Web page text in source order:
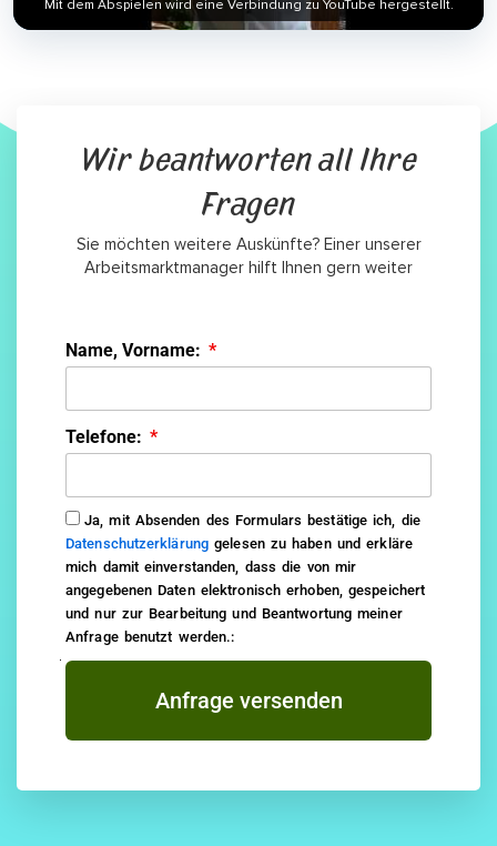
Mit dem Abspielen wird eine Verbindung zu YouTube hergestellt.
Wir beantworten all Ihre
Fragen
Sie möchten weitere Auskünfte? Einer unserer
Arbeitsmarktmanager hilft Ihnen gern weiter
Name, Vorname:
Telefone:
Ja, mit Absenden des Formulars bestätige ich, die
Datenschutzerklärung gelesen zu haben und erkläre
mich damit einverstanden, dass die von mir
angegebenen Daten elektronisch erhoben, gespeichert
und nur zur Bearbeitung und Beantwortung meiner
Anfrage benutzt werden.:
Anfrage versenden